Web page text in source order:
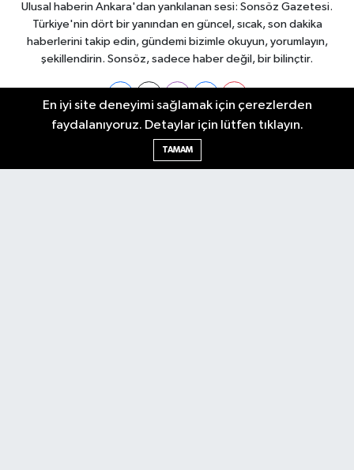
Ulusal haberin Ankara'dan yankılanan sesi: Sonsöz Gazetesi.
Türkiye'nin dört bir yanından en güncel, sıcak, son dakika
haberlerini takip edin, gündemi bizimle okuyun, yorumlayın,
şekillendirin. Sonsöz, sadece haber değil, bir bilinçtir.
Ankara Nöbetçi Eczaneler
En iyi site deneyimi sağlamak için çerezlerden
faydalanıyoruz. Detaylar için lütfen tıklayın.
TAMAM